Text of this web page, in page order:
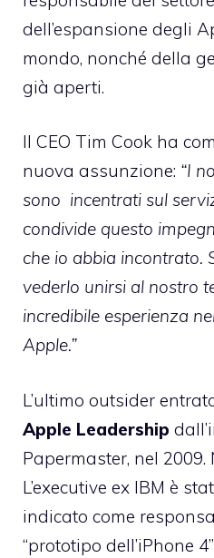
dell’espansione degli
mondo, nonché della
già aperti.
Il CEO Tim Cook ha
nuova assunzione: “I
sono incentrati sul
condivide questo
che io abbia incontrato.
vederlo unirsi al nostro
incredibile esperienza
Apple.”
L’ultimo outsider
Apple Leadership
Papermaster, nel 2009.
L’executive ex IBM è
indicato come
“prototipo dell’iPhone